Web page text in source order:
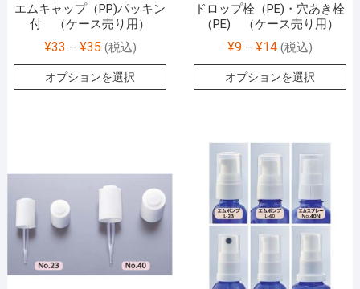
エムキャップ（PP)パッキン
付 （ケース売り用）
¥33 – ¥35 (税込)
オプションを選択
ドロップ栓（PE)・穴あき栓
（PE) （ケース売り用）
¥9– ¥14 (税込)
オプションを選択